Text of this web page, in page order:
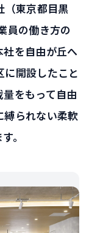
東京都目黒
員の働き方の
を自由が丘へ
開設したこと
をもって自由
縛られない柔軟
。